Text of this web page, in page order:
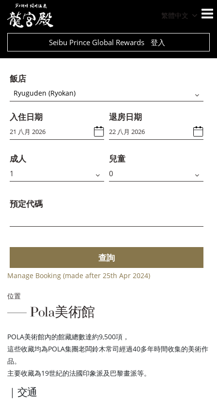
繁體中文
Seibu Prince Global Rewards 登入
飯店
Ryuguden (Ryokan)
入住日期 退房日期
成人 兒童
預定代碼
查詢
Manage Booking (made after 25th Apr 2024)
位置
Pola美術館
POLA美術館內的館藏總數達約9,500項，
這些收藏均為POLA集團老闆鈴木常司經過40多年時間收集的美術作
品。
主要收藏為19世紀的法國印象派及巴黎畫派等。
｜交通